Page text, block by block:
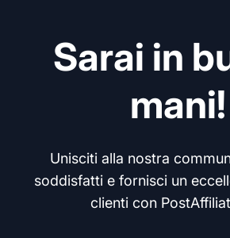
Sarai in
mani!
Unisciti alla nostra
soddisfatti e fornisci un
clienti con